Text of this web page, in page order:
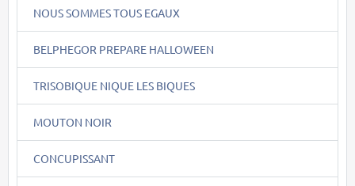
NOUS SOMMES TOUS EGAUX
BELPHEGOR PREPARE HALLOWEEN
TRISOBIQUE NIQUE LES BIQUES
MOUTON NOIR
CONCUPISSANT